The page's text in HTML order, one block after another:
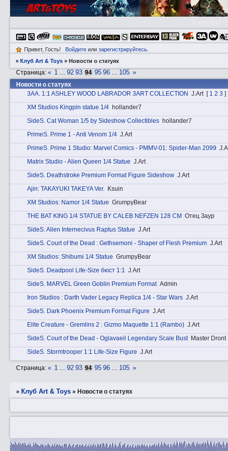
Привет, Гость! Войдитеили зарегистрируйтесь.
»Клуб Art & Toys »Новости о статуях
Новости о статуях
Страница:« 1 … 92 93 94 95 96 … 105 »
3АA. 1:1 ASHLEY WOOD LABRADOR 3ART COLLECTION J.Art [ 1 2 3 ]
XM Studios Kingpin statue 1/4 hollander7
SidеS. Cat Woman 1/5 by Sideshow Collectibles hollander7
PrimеS. Prime 1 - Anti Venom 1/4 J.Art
PrimеS. Prime 1 Studio: Marvel Comics - PMMV-01: Spider-Man 2099
Matrix Studio - Alien Queen 1/4 Statue J.Art
SidеS. Deathstroke Premium Format Figure Sideshow J.Art
Ajin: TAKAYUKI TAKEYA Ver. Ksuin
XM Studios: Namor 1/4 Statue GrumpyBear
THE BAT KING 1/4 STATUE BY CALEB NEFZEN 128 CM Отец Заур
SidеS. Alien Internecivus Raptus Statue J.Art
SidеS. Court of the Dead : Gethsemoni - Shaper of Flesh Premium J.Art
XM Studios: Shibumi 1/4 Statue GrumpyBear
SidеS. Deadpool Life-Size бюст 1:1 J.Art
SidеS. MARVEL Green Goblin Premium Format Admin
Iron Studios : Darth Vader Legacy Replica 1/4 - Star Wars J.Art
SidеS. Dark Phoenix Premium Format Figure J.Art
Elite Creature - Gremlins 2 : Gizmo Maquette 1:1 (Rambo) J.Art
SidеS. Court of the Dead - Oglavaeil Legendary Scale Bust Master Dront
SidеS. Stormtrooper 1:1 Life-Size Figure J.Art
Страница:« 1 … 92 93 94 95 96 … 105 »
» Клуб Art & Toys »Новости о статуях